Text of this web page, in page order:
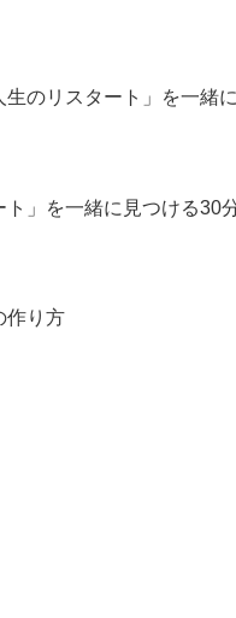
のリスタート」を一緒
」を一緒に見つける30
り方